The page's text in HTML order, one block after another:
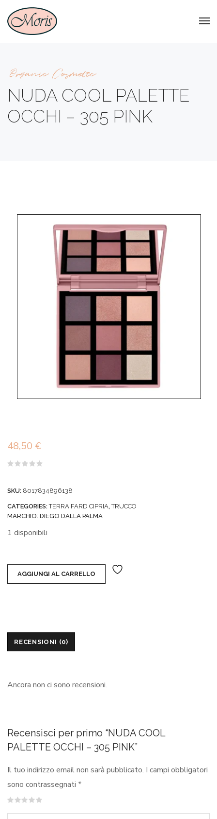
Organic Cosmetic
NUDA COOL PALETTE
OCCHI – 305 PINK
48,50 €
5
SKU: 8017834896138
CATEGORIES:TERRA FARD CIPRIA,TRUCCO
MARCHIO: DIEGO DALLA PALMA
1 disponibili
AGGIUNGI AL CARRELLO
RECENSIONI (0)
Ancora non ci sono recensioni.
Recensisci per primo “NUDA COOL
PALETTE OCCHI – 305 PINK”
Il tuo indirizzo email non sarà pubblicato. I campi obbligatori
sono contrassegnati *